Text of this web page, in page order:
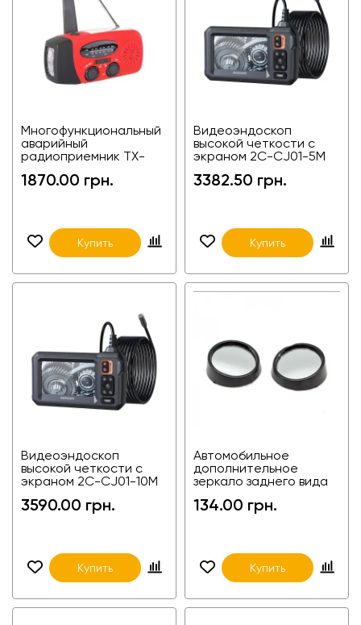
Многофункциональный
аварийный
радиоприемник TX-
1870.00 грн.
Купить
Видеоэндоскоп
высокой четкости с
экраном 2C-CJ01-5M
3382.50 грн.
Купить
Видеоэндоскоп
высокой четкости с
экраном 2C-CJ01-10M
3590.00 грн.
Купить
Автомобильное
дополнительное
зеркало заднего вида
134.00 грн.
Купить